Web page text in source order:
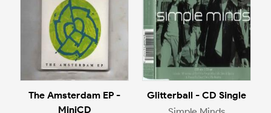
The Amsterdam EP -
MiniCD
Glitterball - CD Single